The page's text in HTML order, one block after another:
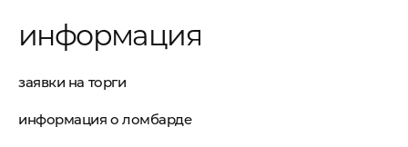
информация
заявки на торги
информация о ломбарде